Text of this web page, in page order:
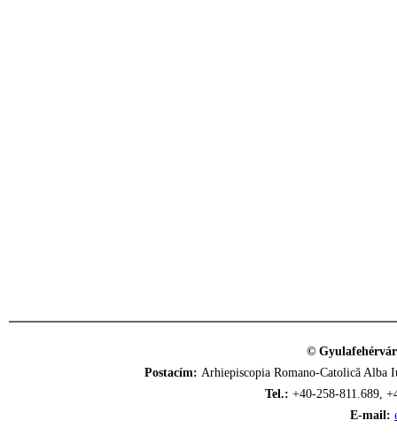
©
Postacím: Arhiepiscopia Romano-Catolică
Tel.: +40-258-811.689,
E-mail: